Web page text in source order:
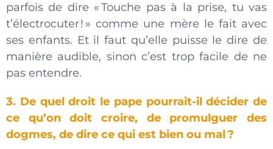
parfois de dire « Touche pas à la prise, tu vas
t’électrocuter ! » comme une mère le fait avec
ses enfants. Et il faut qu’elle puisse le dire de
manière audible, sinon c’est trop facile de ne
pas entendre.
3. De quel droit le pape pourrait-il décider de
ce qu’on doit croire, de promulguer des
dogmes, de dire ce qui est bien ou mal ?